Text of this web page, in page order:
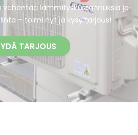
lämmityskustannuksia ja
– toimi nyt ja kysy tarjous!
TARJOUS